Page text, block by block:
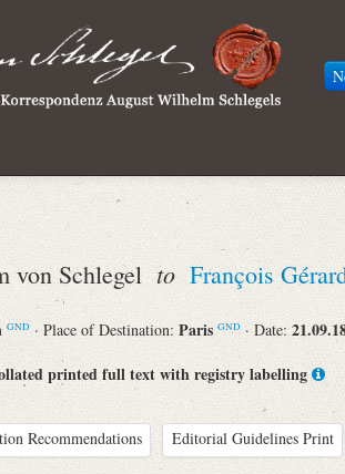
von Schlegel to François
GND · Place of Destination: Paris GND · Date:
printed full text with registry labelling
Recommendations Editorial Guidelines Print